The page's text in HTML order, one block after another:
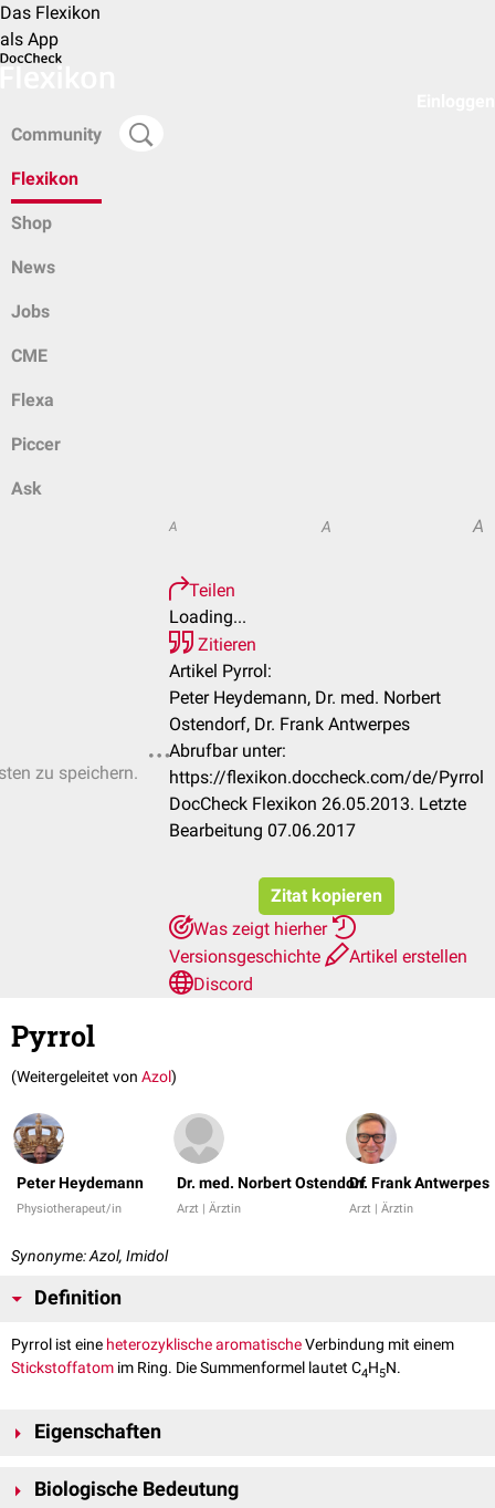
Das Flexikon
als App
Community
Flexikon
Shop
News
Jobs
CME
Flexa
Piccer
Ask
zu speichern.
A A A
Teilen
Loading...
Zitieren
Artikel Pyrrol:
Peter Heydemann, Dr. med. Norbert
Ostendorf, Dr. Frank Antwerpes
Abrufbar unter:
https://flexikon.doccheck.com/de/Pyrrol
DocCheck Flexikon 26.05.2013. Letzte
Bearbeitung 07.06.2017
Zitat kopieren
Was zeigt hierher
Versionsgeschichte
Artikel erstellen
Discord
Pyrrol
(Weitergeleitet von Azol)
Peter Heydemann
Physiotherapeut/in
Dr. med. Norbert Ostendorf
Arzt | Ärztin
Dr. Frank Antwerpes
Arzt | Ärztin
Synonyme: Azol, Imidol
Definition
Pyrrol ist eine heterozyklischearomatischeVerbindung mit einem
Stickstoffatom im Ring. Die Summenformel lautet C4H5N.
Eigenschaften
lichtbrechendeFlüssigkeit. Es ist in den meisten organischen
Biologische Bedeutung